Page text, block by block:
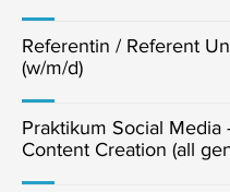
Referentin / Referent
(w/m/d)
Praktikum Social
Content Creation (all